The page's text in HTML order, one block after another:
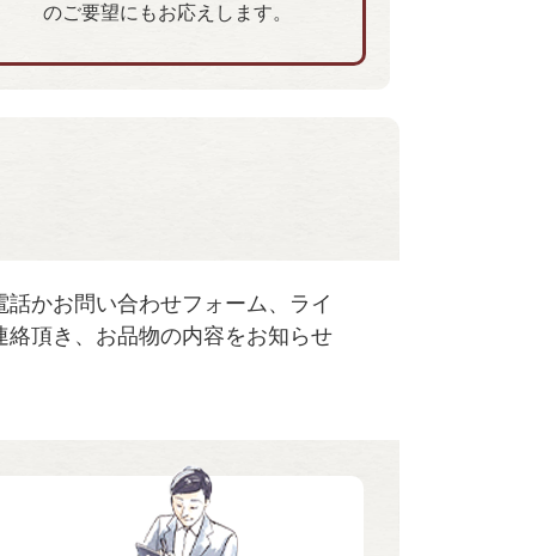
のご要望にもお応えします。
話かお問い合わせフォーム、ライ
絡頂き、お品物の内容をお知らせ